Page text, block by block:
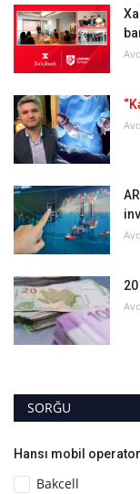
SORĞU
Hansı mobil
Bakcell